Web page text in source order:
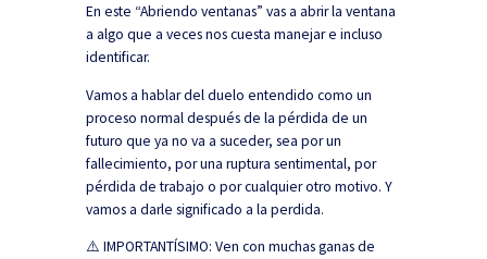
En este “Abriendo ventanas” vas a abrir la ventana
a algo que a veces nos cuesta manejar e incluso
identificar.
Vamos a hablar del duelo entendido como un
proceso normal después de la pérdida de un
futuro que ya no va a suceder, sea por un
fallecimiento, por una ruptura sentimental, por
pérdida de trabajo o por cualquier otro motivo. Y
vamos a darle significado a la perdida.
⚠️ IMPORTANTÍSIMO: Ven con muchas ganas de